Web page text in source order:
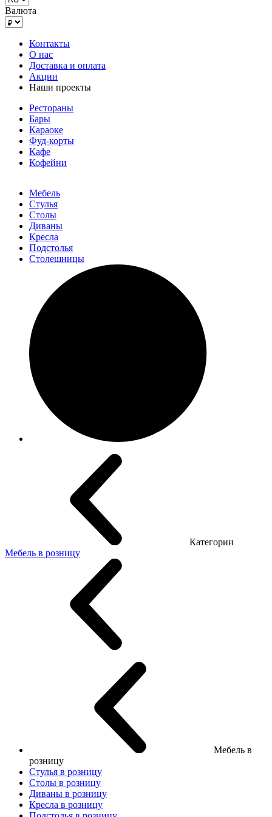
Валюта
Контакты
О нас
Доставка и оплата
Акции
Наши проекты
Рестораны
Бары
Караоке
Фуд-корты
Кафе
Кофейни
Мебель
Стулья
Столы
Диваны
Кресла
Подстолья
Столешницы
Категории
Мебель в розницу
Мебель в
розницу
Стулья в розницу
Столы в розницу
Диваны в розницу
Кресла в розницу